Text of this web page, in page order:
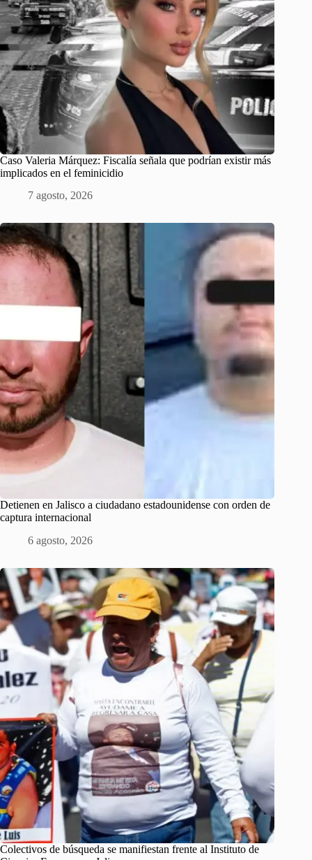
Caso Valeria Márquez: Fiscalía señala que podrían existir más
implicados en el feminicidio
7 agosto, 2026
Detienen en Jalisco a ciudadano estadounidense con orden de
captura internacional
6 agosto, 2026
Colectivos de búsqueda se manifiestan frente al Instituto de